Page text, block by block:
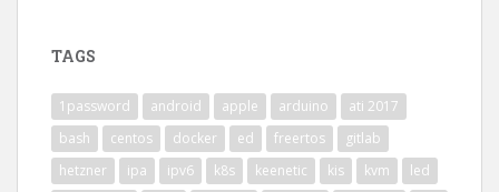
TAGS
1password android apple arduino
ati 2017
bash
centos docker ed freertos
gitlab
hetzner
ipa ipv6 k8s keenetic kis kvm
led